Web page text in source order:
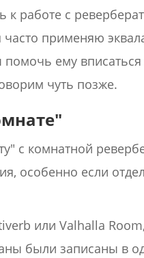
к работе с
применяю
ему
чуть позже.
с комнатной
особенно если
или Valhalla
были записаны в